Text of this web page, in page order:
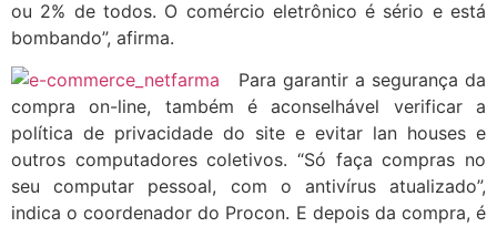
ou 2% de todos. O comércio eletrônico é sério e está
bombando”, afirma.
Para garantir a segurança da
compra on-line, também é aconselhável verificar a
política de privacidade do site e evitar lan houses e
outros computadores coletivos. “Só faça compras no
seu computar pessoal, com o antivírus atualizado”,
indica o coordenador do Procon. E depois da compra, é